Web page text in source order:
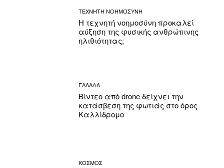
ΤΕΧΝΗΤΗ ΝΟΗΜΟΣΥΝΗ
Η τεχνητή νοημοσύνη προκαλεί
αύξηση της φυσικής ανθρώπινης
ηλιθιότητας;
ΕΛΛΑΔΑ
Βίντεο από drone δείχνει την
κατάσβεση της φωτιάς στο όρος
Καλλίδρομο
ΚΟΣΜΟΣ